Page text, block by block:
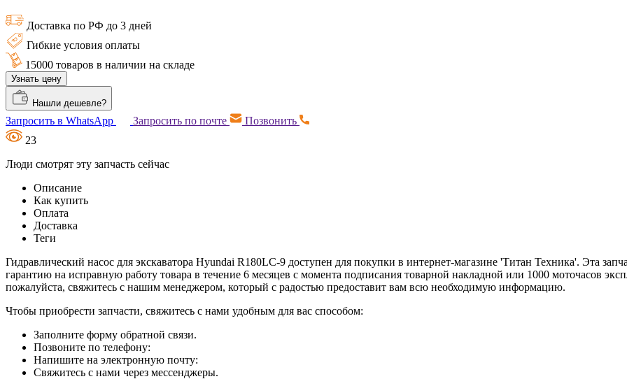
Доставка по РФ до 3 дней
Гибкие условия оплаты
15000 товаров в наличии на складе
Узнать цену
Нашли дешевле?
Запросить в WhatsApp Запросить по почте
Позвонить
23
Люди смотрят эту запчасть сейчас
Описание
Как купить
Оплата
Доставка
Теги
Гидравлический насос для экскаватора Hyundai R180LC-9 доступен для покупки в интернет-магазине 'Титан Техника'. Эта
гарантию на исправную работу товара в течение 6 месяцев с момента подписания товарной накладной или 1000 моточасов
пожалуйста, свяжитесь с нашим менеджером, который с радостью предоставит вам всю необходимую информацию.
Чтобы приобрести запчасти, свяжитесь с нами удобным для вас способом:
Заполните форму обратной связи.
Позвоните по телефону:
Напишите на электронную почту:
Свяжитесь с нами через мессенджеры.